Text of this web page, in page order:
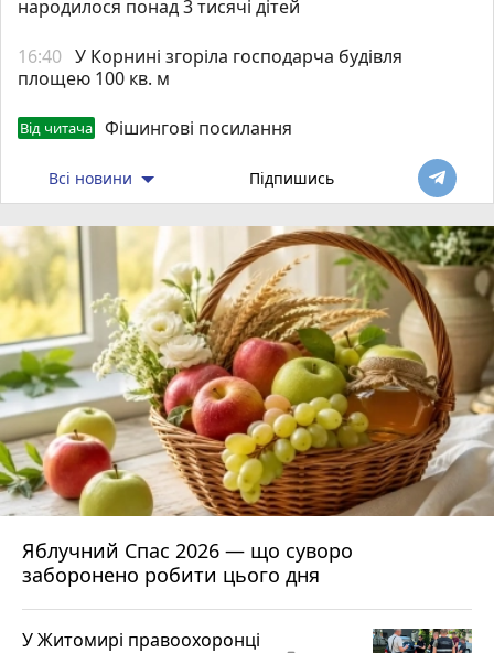
народилося понад 3 тисячі дітей
16:40 У Корнині згоріла господарча будівля
площею 100 кв. м
Від читача Фішингові посилання
Всі новини Підпишись
Яблучний Спас 2026 — що суворо
заборонено робити цього дня
У Житомирі правоохоронці